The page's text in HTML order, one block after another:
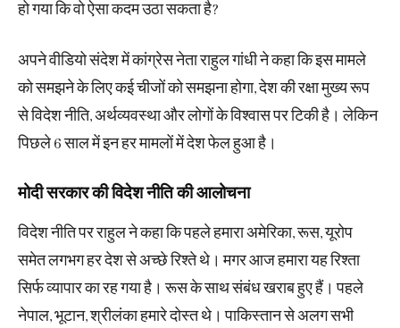
हो गया कि वो ऐसा कदम उठा सकता है?
अपने वीडियो संदेश में कांग्रेस नेता राहुल गांधी ने कहा कि इस मामले
को समझने के लिए कई चीजों को समझना होगा, देश की रक्षा मुख्य रूप
से विदेश नीति, अर्थव्यवस्था और लोगों के विश्वास पर टिकी है। लेकिन
पिछले 6 साल में इन हर मामलों में देश फेल हुआ है।
मोदी सरकार की विदेश नीति की आलोचना
विदेश नीति पर राहुल ने कहा कि पहले हमारा अमेरिका, रूस, यूरोप
समेत लगभग हर देश से अच्छे रिश्ते थे। मगर आज हमारा यह रिश्ता
सिर्फ व्यापार का रह गया है। रूस के साथ संबंध खराब हुए हैं। पहले
नेपाल, भूटान, श्रीलंका हमारे दोस्त थे। पाकिस्तान से अलग सभी